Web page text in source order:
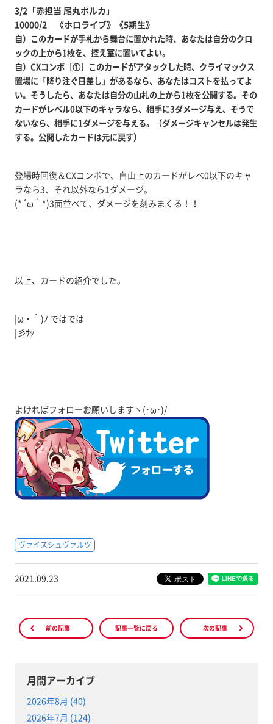
3/2「赤担当 尾丸ポルカ」
10000/2 《ホロライブ》《5期生》
自）このカードが手札から舞台に置かれた時、あなたは自分のクロ
ックの上から1枚を、控え室に置いてよい。
自）CXコンボ［①］このカードがアタックした時、クライマックス
置場に「降り注ぐ日差し」があるなら、あなたはコストを払ってよ
い。そうしたら、あなたは自分の山札の上から1枚を公開する。その
カードがレベル0以下のキャラなら、相手に3ダメージ与え、そうで
ないなら、相手に1ダメージを与える。（ダメージキャンセルは発生
する。公開したカードは元に戻す）
登場時回復＆CXコンボで、自山上のカードがレベ0以下のキャ
ラなら3、それ以外なら1ダメージ。
(*´ω｀*)3面並べて、ダメージを刻みまくる！！
以上、カードの紹介でした。
|ω・｀)ﾉ ではでは
|彡ｻｯ
よければフォローお願いしますヽ(･ω･)/
ヴァイスシュヴァルツ
2021.09.23
前の記事 記事一覧に戻る 次の記事
月間アーカイブ
2026年8月 (40)
2026年7月 (124)